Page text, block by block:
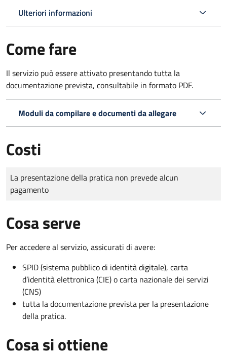
Ulteriori informazioni
Come fare
Il servizio può essere attivato presentando tutta la
documentazione prevista, consultabile in formato PDF.
Moduli da compilare e documenti da allegare
Costi
Tipo di pagamento
Importo
La presentazione della pratica non prevede alcun
pagamento
Cosa serve
Per accedere al servizio, assicurati di avere:
SPID (sistema pubblico di identità digitale), carta
d’identità elettronica (CIE) o carta nazionale dei servizi
(CNS)
tutta la documentazione prevista per la presentazione
della pratica.
Cosa si ottiene